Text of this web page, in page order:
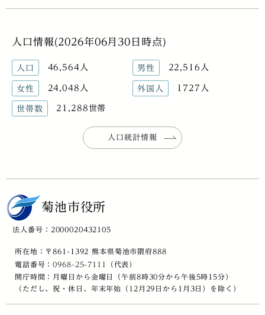
人口情報(2026年06月30日時点)
人口 46,564人 男性 22,516人
女性 24,048人 外国人 1727人
世帯数 21,288世帯
人口統計情報
菊池市役所
法人番号：2000020432105
所在地：〒861-1392 熊本県菊池市隈府888
電話番号：0968-25-7111
（代表）
開庁時間：月曜日から金曜日（午前8時30分から午後5時15分）
（ただし、祝・休日、年末年始（12月29日から1月3日）を除く）